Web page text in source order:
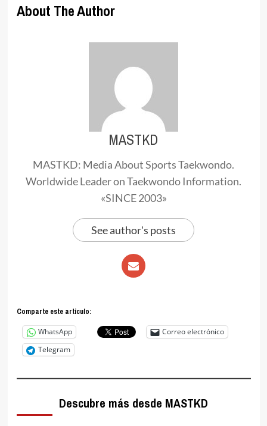
About The Author
MASTKD
MASTKD: Media About Sports Taekwondo.
Worldwide Leader on Taekwondo Information.
«SINCE 2003»
See author's posts
Comparte este articulo:
WhatsApp
Correo electrónico
Telegram
Descubre más desde MASTKD